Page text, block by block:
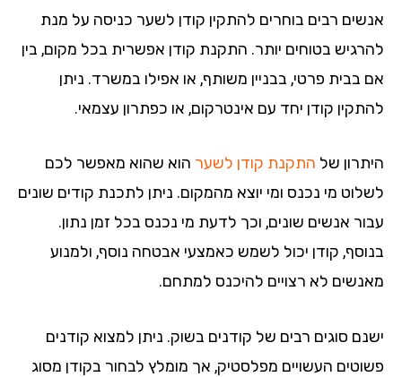
רבים בוחרים להתקין קודן לשער כניסה על מנת
בטוחים יותר. התקנת קודן אפשרית בכל מקום, בין
בבית פרטי, בבניין משותף, או אפילו במשרד. ניתן
קודן יחד עם אינטרקום, או כפתרון עצמאי.
שלהתקנת קודן לשערהוא שהוא מאפשר לכם
מי נכנס ומי יוצא מהמקום. ניתן לתכנת קודים שונים
אנשים שונים, וכך לדעת מי נכנס בכל זמן נתון.
קודן יכול לשמש כאמצעי אבטחה נוסף, ולמנוע
לא רצויים להיכנס למתחם.
סוגים רבים של קודנים בשוק. ניתן למצוא קודנים
העשויים מפלסטיק, אך מומלץ לבחור בקודן מסוג